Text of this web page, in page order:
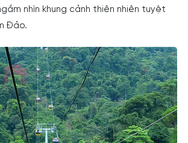
nhìn khung cảnh thiên nhiên tuyệt
Đảo.